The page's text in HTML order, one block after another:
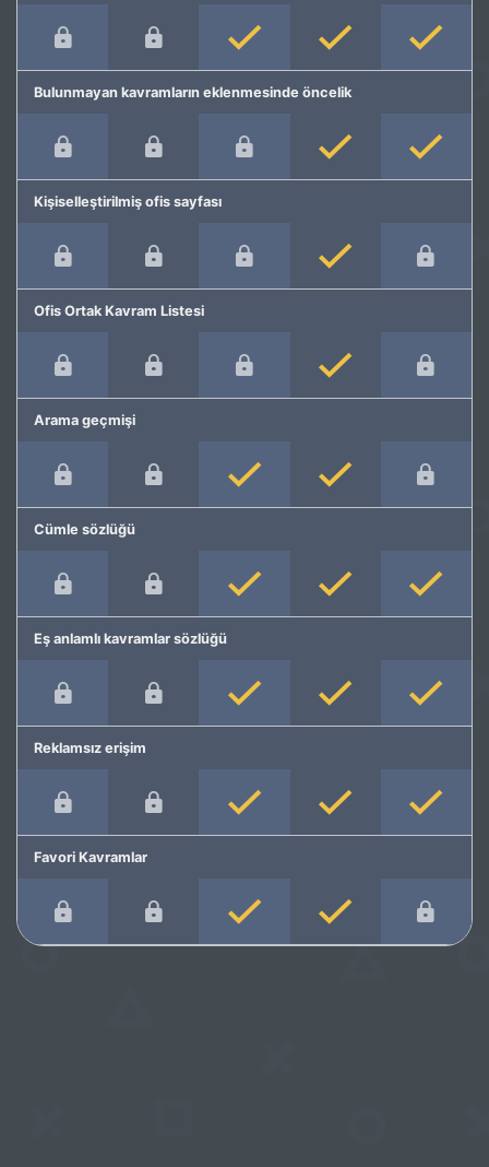
Bulunmayan kavramların eklenmesinde öncelik
Kişiselleştirilmiş ofis sayfası
Ofis Ortak Kavram Listesi
Arama geçmişi
Cümle sözlüğü
Eş anlamlı kavramlar sözlüğü
Reklamsız erişim
Favori Kavramlar